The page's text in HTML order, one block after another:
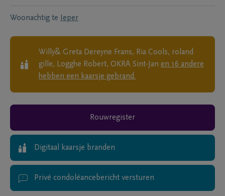
Woonachtig te Ieper
Willy& Greta Dereyne Frans, Ria Cools, roland
gille, Logghe Robert, OKRA Sint-Jan en 16 andere
hebben een kaarsje gebrand.
Rouwregister
Digitaal kaarsje branden
Privé condoléancebericht versturen